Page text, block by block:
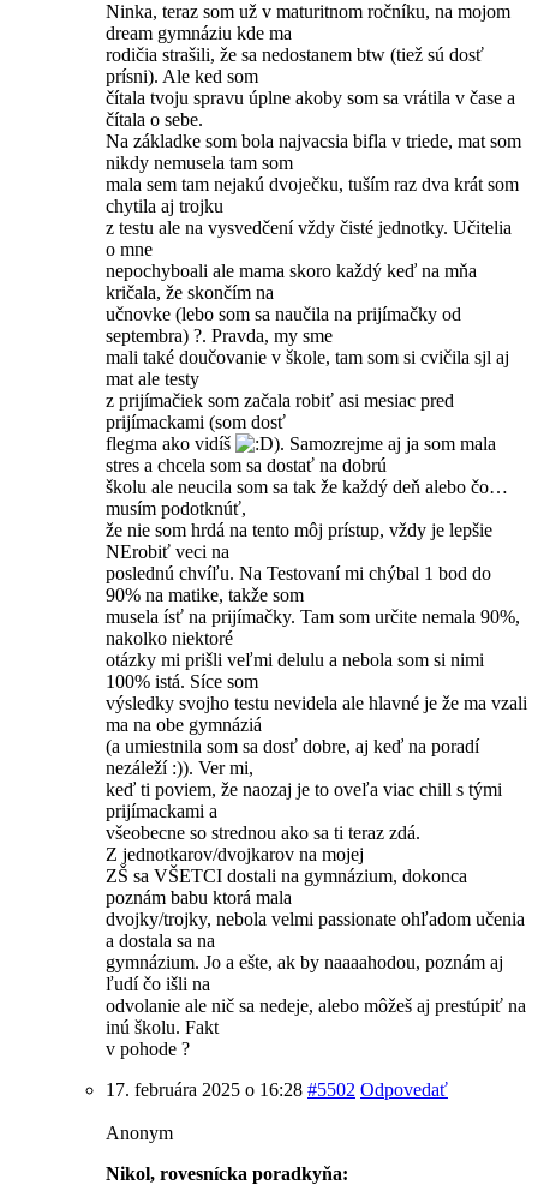
Ninka, teraz som už v maturitnom ročníku, na mojom
dream gymnáziu kde ma
rodičia strašili, že sa nedostanem btw (tiež sú dosť
prísni). Ale ked som
čítala tvoju spravu úplne akoby som sa vrátila v čase a
čítala o sebe.
Na základke som bola najvacsia bifla v triede, mat som
nikdy nemusela tam som
mala sem tam nejakú dvoječku, tuším raz dva krát som
chytila aj trojku
z testu ale na vysvedčení vždy čisté jednotky. Učitelia
o mne
nepochyboali ale mama skoro každý keď na mňa
kričala, že skončím na
učnovke (lebo som sa naučila na prijímačky od
septembra) ?. Pravda, my sme
mali také doučovanie v škole, tam som si cvičila sjl aj
mat ale testy
z prijímačiek som začala robiť asi mesiac pred
prijímackami (som dosť
flegma ako vidíš
). Samozrejme aj ja som mala
stres a chcela som sa dostať na dobrú
školu ale neucila som sa tak že každý deň alebo čo…
musím podotknúť,
že nie som hrdá na tento môj prístup, vždy je lepšie
NErobiť veci na
poslednú chvíľu. Na Testovaní mi chýbal 1 bod do
90% na matike, takže som
musela ísť na prijímačky. Tam som určite nemala 90%,
nakolko niektoré
otázky mi prišli veľmi delulu a nebola som si nimi
100% istá. Síce som
výsledky svojho testu nevidela ale hlavné je že ma vzali
ma na obe gymnáziá
(a umiestnila som sa dosť dobre, aj keď na poradí
nezáleží :)). Ver mi,
keď ti poviem, že naozaj je to oveľa viac chill s tými
prijímackami a
všeobecne so strednou ako sa ti teraz zdá.
Z jednotkarov/dvoj­karov na mojej
ZŠ sa VŠETCI dostali na gymnázium, dokonca
poznám babu ktorá mala
dvojky/trojky, nebola velmi passionate ohľadom učenia
a dostala sa na
gymnázium. Jo a ešte, ak by naaaahodou, poznám aj
ľudí čo išli na
odvolanie ale nič sa nedeje, alebo môžeš aj prestúpiť na
inú školu. Fakt
v pohode ?
17. februára 2025 o 16:28 #5502 Odpovedať
Anonym
Nikol, rovesnícka poradkyňa: